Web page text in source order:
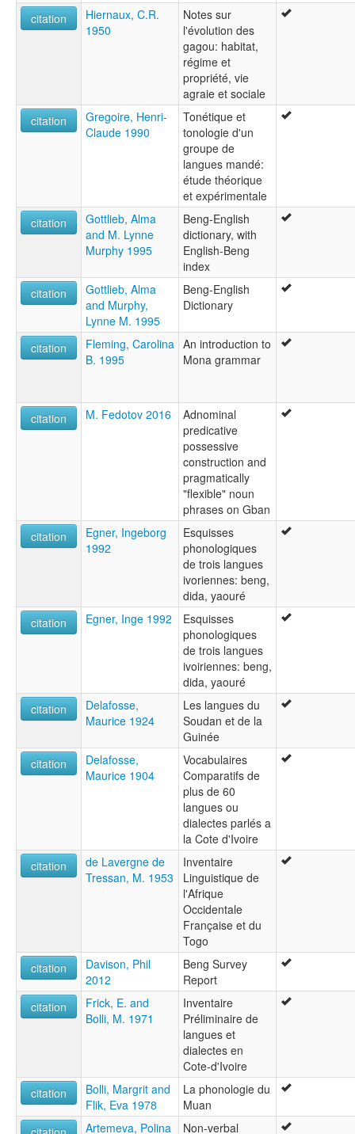
citation
Hiernaux, C.R.
1950
Notes sur
l'évolution des
gagou: habitat,
régime et
propriété, vie
agraie et sociale
citation
Gregoire, Henri-
Claude 1990
Tonétique et
tonologie d'un
groupe de
langues mandé:
étude théorique
et expérimentale
citation
Gottlieb, Alma
and M. Lynne
Murphy 1995
Beng-English
dictionary, with
English-Beng
index
citation
Gottlieb, Alma
and Murphy,
Lynne M. 1995
Beng-English
Dictionary
citation
Fleming, Carolina
B. 1995
An introduction to
Mona grammar
citation M. Fedotov 2016
Adnominal
predicative
possessive
construction and
pragmatically
"flexible" noun
phrases on Gban
citation
Egner, Ingeborg
1992
Esquisses
phonologiques
de trois langues
ivoriennes: beng,
dida, yaouré
citation
Egner, Inge 1992
Esquisses
phonologiques
de trois langues
ivoiriennes: beng,
dida, yaouré
citation
Delafosse,
Maurice 1924
Les langues du
Soudan et de la
Guinée
citation
Delafosse,
Maurice 1904
Vocabulaires
Comparatifs de
plus de 60
langues ou
dialectes parlés a
la Cote d'Ivoire
citation
de Lavergne de
Tressan, M. 1953
Inventaire
Linguistique de
l'Afrique
Occidentale
Française et du
Togo
citation
Davison, Phil
2012
Beng Survey
Report
citation
Frick, E. and
Bolli, M. 1971
Inventaire
Préliminaire de
langues et
dialectes en
Cote-d'Ivoire
citation
Bolli, Margrit and
Flik, Eva 1978
La phonologie du
Muan
Artemeva, Polina Non-verbal